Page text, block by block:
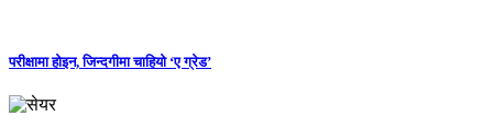
परीक्षामा होइन, जिन्दगीमा चाहियो ‘ए ग्रेड’